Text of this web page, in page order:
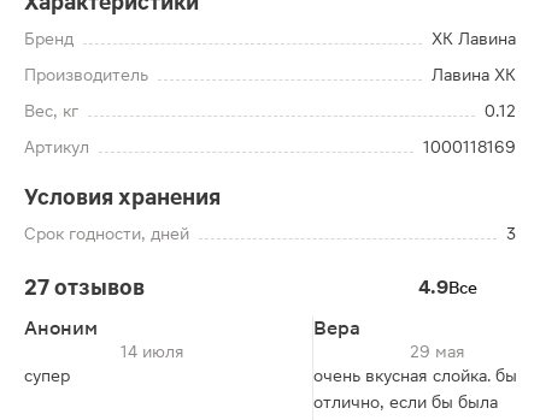
Бренд
ХК Лавина
Производитель
Лавина ХК
Вес, кг
0.12
Артикул
1000118169
Условия хранения
Срок годности, дней 3
27 отзывов 4.9Все
Аноним
14 июля
супер
Вера
29 мая
очень вкусная слойка.
отлично, если бы была